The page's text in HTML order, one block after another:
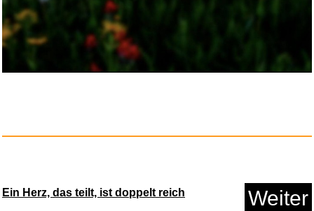
Anzeige
Ein Herz, das teilt, ist doppelt reich Weiter